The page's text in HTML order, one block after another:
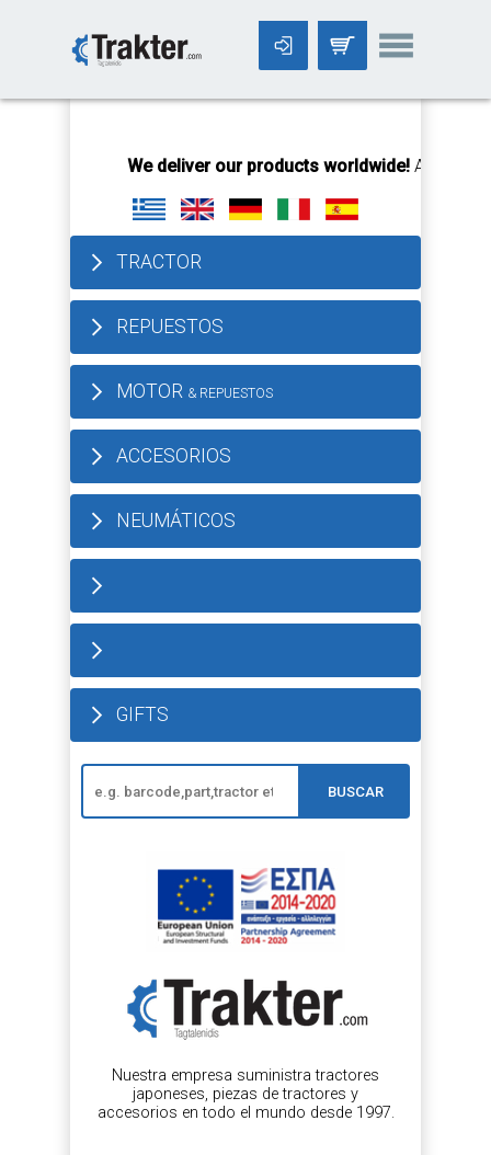
We deliver our products worldwide!All orders
TRACTOR
REPUESTOS
MOTOR & REPUESTOS
ACCESORIOS
NEUMÁTICOS
GIFTS
BUSCAR
Nuestra empresa suministra tractores
japoneses, piezas de tractores y
accesorios en todo el mundo desde 1997.